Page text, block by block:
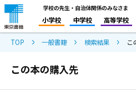
学校の先生・自治体関係のみなさま
小学校 中学校 高等学校
TOP 一般書籍 検索結果 こ
この本の購入先